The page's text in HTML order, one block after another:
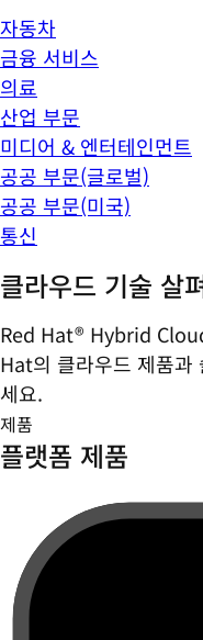
자동차
금융 서비스
의료
산업 부문
미디어 & 엔터테인먼트
공공 부문(글로벌)
공공 부문(미국)
통신
클라우드 기술 살
Red Hat® Hybrid
Hat의 클라우드 제품과
세요.
제품
플랫폼 제품